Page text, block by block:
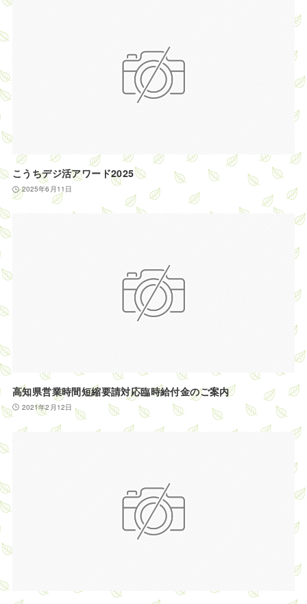
こうちデジ活アワード2025
2025年6月11日
高知県営業時間短縮要請対応臨時給付金のご案内
2021年2月12日